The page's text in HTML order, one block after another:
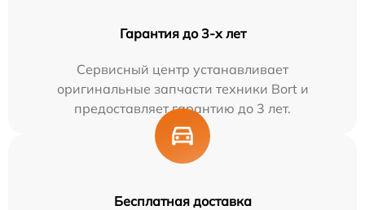
Гарантия до 3-х лет
Сервисный центр устанавливает
оригинальные запчасти техники Bort и
предоставляет гарантию до 3 лет.
Бесплатная доставка